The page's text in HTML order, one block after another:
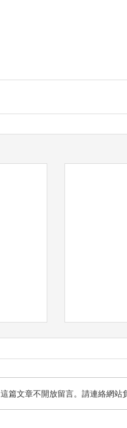
想把最好的
這篇文章不開放留言。請連絡網站